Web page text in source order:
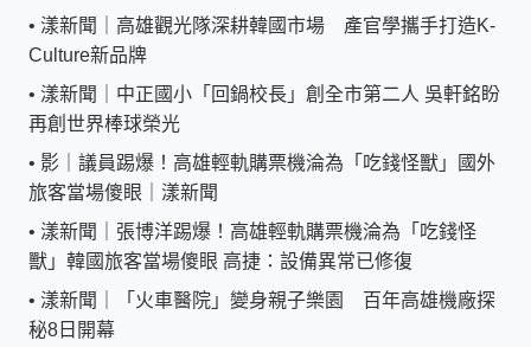
• 漾新聞｜高雄觀光隊深耕韓國市場 產官學攜手打造K-
Culture新品牌
• 漾新聞｜中正國小「回鍋校長」創全市第二人 吳軒銘盼
再創世界棒球榮光
• 影｜議員踢爆！高雄輕軌購票機淪為「吃錢怪獸」國外
旅客當場傻眼｜漾新聞
• 漾新聞｜張博洋踢爆！高雄輕軌購票機淪為「吃錢怪
獸」韓國旅客當場傻眼 高捷：設備異常已修復
• 漾新聞｜「火車醫院」變身親子樂園 百年高雄機廠探
秘8日開幕